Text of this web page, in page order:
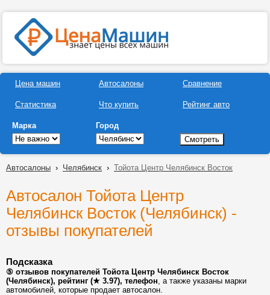
Цена машин
Статистика
Автосалоны
Что купить
Сравнение
Рейтинг авто
Марка Город
Автосалоны › Челябинск › Тойота Центр Челябинск Восток
Автосалон Тойота Центр
Челябинск Восток (Челябинск) -
отзывы покупателей
Подсказка
⑤ отзывов покупателей Тойота Центр Челябинск Восток
(Челябинск), рейтинг (★ 3.97), телефон, а также указаны марки
автомобилей, которые продает автосалон.